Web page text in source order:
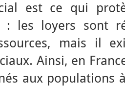
est ce qui
: les loyers sont
mais il
Ainsi, en
aux populations